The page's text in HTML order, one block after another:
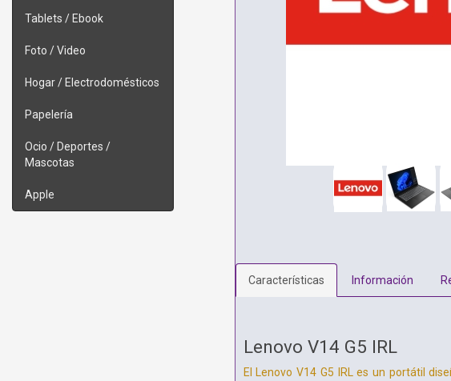
Tablets / Ebook
Foto / Video
Hogar / Electrodomésticos
Papelería
Ocio / Deportes /
Mascotas
Apple
Características Información
Lenovo V14 G5 IRL
El Lenovo V14 G5 IRL es un portátil